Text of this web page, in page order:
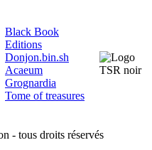
Black Book
Editions
Donjon.bin.sh
Acaeum
Grognardia
Tome of treasures
- tous droits réservés